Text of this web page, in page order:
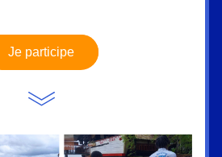
Je participe